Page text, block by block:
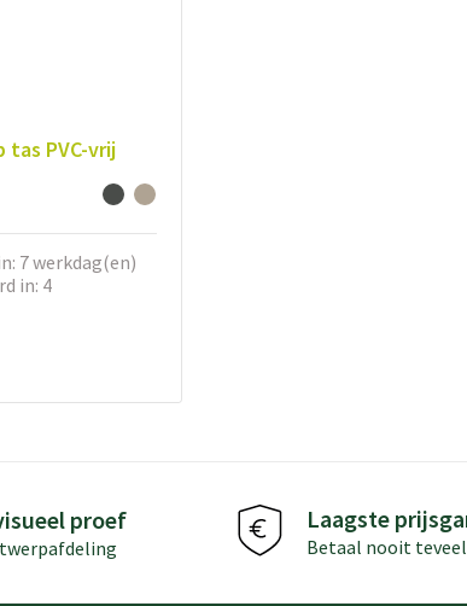
tas PVC-vrij
7 werkdag(en)
in: 4
proef Laagste
Betaal nooit teveel